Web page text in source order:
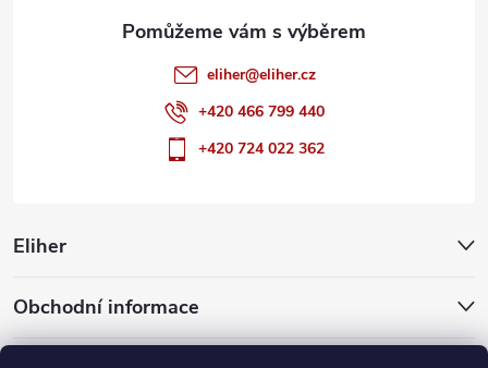
Eliher
Obchodní informace
eliher@eliher.cz
+420 466 799 440
+420 724 022 362